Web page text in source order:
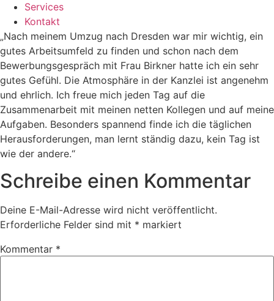
Services
Kontakt
„Nach meinem Umzug nach Dresden war mir wichtig, ein
gutes Arbeitsumfeld zu finden und schon nach dem
Bewerbungsgespräch mit Frau Birkner hatte ich ein sehr
gutes Gefühl. Die Atmosphäre in der Kanzlei ist angenehm
und ehrlich. Ich freue mich jeden Tag auf die
Zusammenarbeit mit meinen netten Kollegen und auf meine
Aufgaben. Besonders spannend finde ich die täglichen
Herausforderungen, man lernt ständig dazu, kein Tag ist
wie der andere.“
Schreibe einen Kommentar
Deine E-Mail-Adresse wird nicht veröffentlicht.
Erforderliche Felder sind mit * markiert
Kommentar *